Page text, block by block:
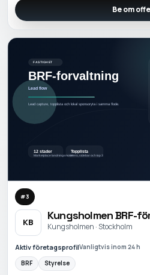
Be om
#3
KB
Kungsholmen BRF-
Kungsholmen · Stockholm
Aktiv företagsprofilVanligtvis inom 24 h
BRF
Styrelse